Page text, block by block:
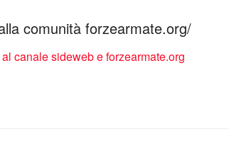
comunità forzearmate.org/